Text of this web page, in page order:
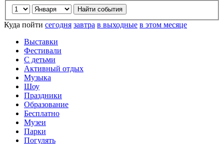
Куда пойти сегодня завтра в выходные в этом месяце
Выставки
Фестивали
С детьми
Активный отдых
Музыка
Шоу
Праздники
Образование
Бесплатно
Музеи
Парки
Погулять